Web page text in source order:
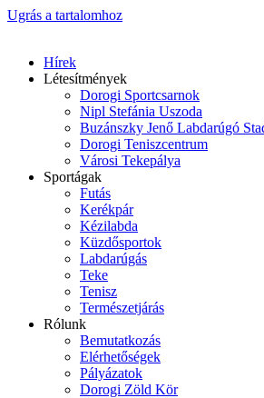
Ugrás a tartalomhoz
Hírek
Létesítmények
Dorogi Sportcsarnok
Nipl Stefánia Uszoda
Buzánszky Jenő Labdarúgó
Dorogi Teniszcentrum
Városi Tekepálya
Sportágak
Futás
Kerékpár
Kézilabda
Küzdősportok
Labdarúgás
Teke
Tenisz
Természetjárás
Rólunk
Bemutatkozás
Elérhetőségek
Pályázatok
Dorogi Zöld Kör